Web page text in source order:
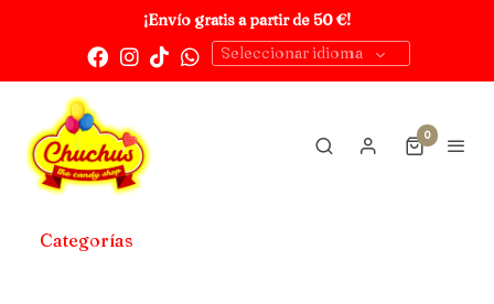
¡Envío gratis a partir de 50 €!
Seleccionar idioma
0
Categorías